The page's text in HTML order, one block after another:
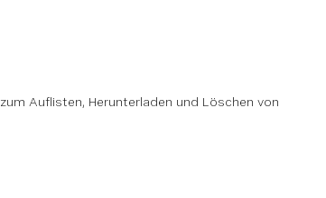
zum Auflisten, Herunterladen und Löschen von